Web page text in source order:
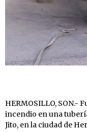
HERMOSILLO, SON.-
incendio en una
Jito, en la ciudad de